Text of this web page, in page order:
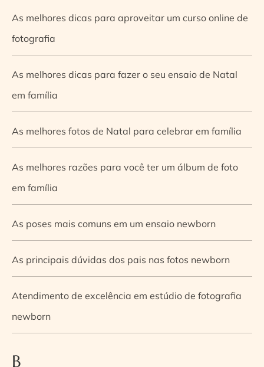
As melhores dicas para aproveitar um curso online de
fotografia
As melhores dicas para fazer o seu ensaio de Natal
em família
As melhores fotos de Natal para celebrar em família
As melhores razões para você ter um álbum de foto
em família
As poses mais comuns em um ensaio newborn
As principais dúvidas dos pais nas fotos newborn
Atendimento de excelência em estúdio de fotografia
newborn
B